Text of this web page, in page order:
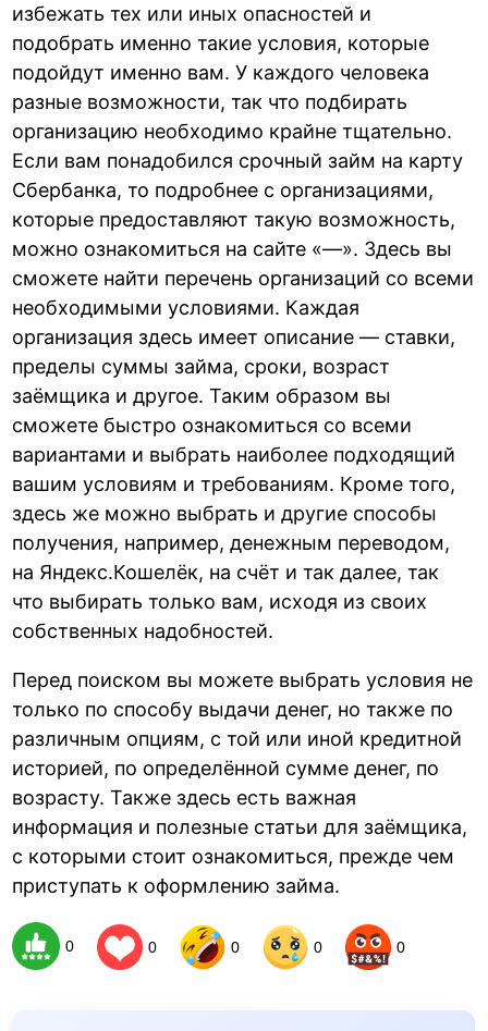
избежать тех или иных опасностей и
подобрать именно такие условия, которые
подойдут именно вам. У каждого человека
разные возможности, так что подбирать
организацию необходимо крайне тщательно.
Если вам понадобился срочный займ на карту
Сбербанка, то подробнее с организациями,
которые предоставляют такую возможность,
можно ознакомиться на сайте «—». Здесь вы
сможете найти перечень организаций со всеми
необходимыми условиями. Каждая
организация здесь имеет описание — ставки,
пределы суммы займа, сроки, возраст
заёмщика и другое. Таким образом вы
сможете быстро ознакомиться со всеми
вариантами и выбрать наиболее подходящий
вашим условиям и требованиям. Кроме того,
здесь же можно выбрать и другие способы
получения, например, денежным переводом,
на Яндекс.Кошелёк, на счёт и так далее, так
что выбирать только вам, исходя из своих
собственных надобностей.
Перед поиском вы можете выбрать условия не
только по способу выдачи денег, но также по
различным опциям, с той или иной кредитной
историей, по определённой сумме денег, по
возрасту. Также здесь есть важная
информация и полезные статьи для заёмщика,
с которыми стоит ознакомиться, прежде чем
приступать к оформлению займа.
0 0 0 0 0